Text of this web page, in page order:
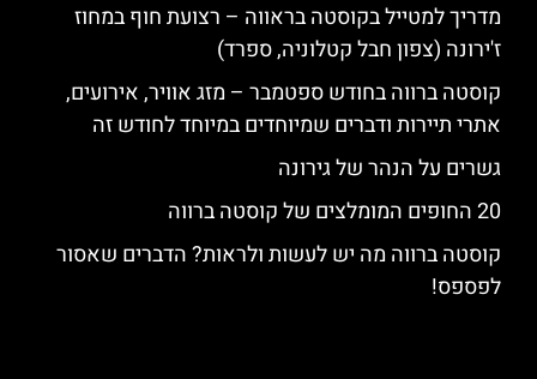
מדריך למטייל בקוסטה בראווה – רצועת חוף במחוז
ז'ירונה (צפון חבל קטלוניה, ספרד)
קוסטה ברווה בחודש ספטמבר – מזג אוויר, אירועים,
אתרי תיירות ודברים שמיוחדים במיוחד לחודש זה
גשרים על הנהר של גירונה
20 החופים המומלצים של קוסטה ברווה
קוסטה ברווה מה יש לעשות ולראות? הדברים שאסור
לפספס!